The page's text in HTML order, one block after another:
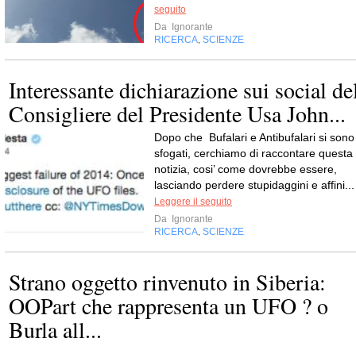
seguito
Da
Ignorante
RICERCA SCIENZE
Interessante dichiarazione sui social
Consigliere del Presidente Usa John...
Dopo che Bufalari e Antibufalari si sono
sfogati, cerchiamo di raccontare questa
notizia, cosi’ come dovrebbe essere,
lasciando perdere stupidaggini e affini...
Leggere il seguito
Da
Ignorante
RICERCA SCIENZE
Strano oggetto rinvenuto in Siberia:
OOPart che rappresenta un UFO ? o
Burla all...